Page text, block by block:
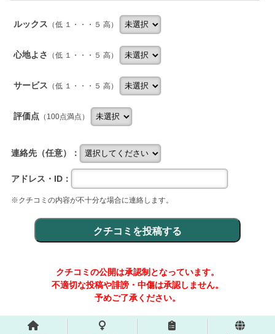
ルックス （低 １・・・５ 高）
心地よさ （低 １・・・５ 高）
サービス （低 １・・・５ 高）
評価点 （100点満点）
連絡先（任意）：
アドレス・ID：
※クチコミの内容が不十分な場合に連絡します。
クチコミの公開は承認制となっています。
不適切な投稿や誹謗・中傷は承認しません。
予めご了承ください。